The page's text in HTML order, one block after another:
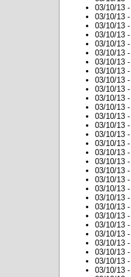
03/10/13 -
03/10/13 -
03/10/13 -
03/10/13 -
03/10/13 -
03/10/13 -
03/10/13 -
03/10/13 -
03/10/13 -
03/10/13 -
03/10/13 -
03/10/13 -
03/10/13 -
03/10/13 -
03/10/13 -
03/10/13 -
03/10/13 -
03/10/13 -
03/10/13 -
03/10/13 -
03/10/13 -
03/10/13 -
03/10/13 -
03/10/13 -
03/10/13 -
03/10/13 -
03/10/13 -
03/10/13 -
03/10/13 -
03/10/13 -